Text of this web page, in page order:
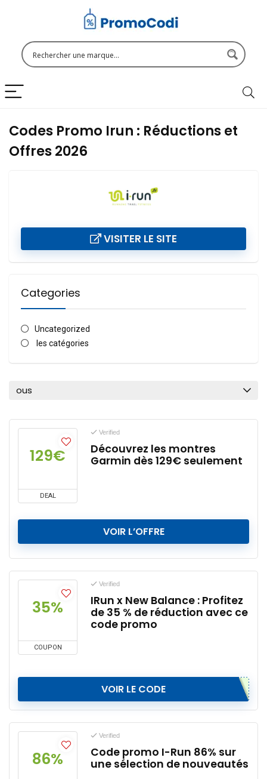
Codes Promo Irun : Réductions et
Offres 2026
VISITER LE SITE
Categories
Uncategorized
les catégories
ous
129€
DEAL
Verified
Découvrez les montres
Garmin dès 129€ seulement
VOIR L’OFFRE
35%
COUPON
Verified
IRun x New Balance : Profitez
de 35 % de réduction avec ce
code promo
VOIR LE CODE
86%
Verified
Code promo I-Run 86% sur
une sélection de nouveautés